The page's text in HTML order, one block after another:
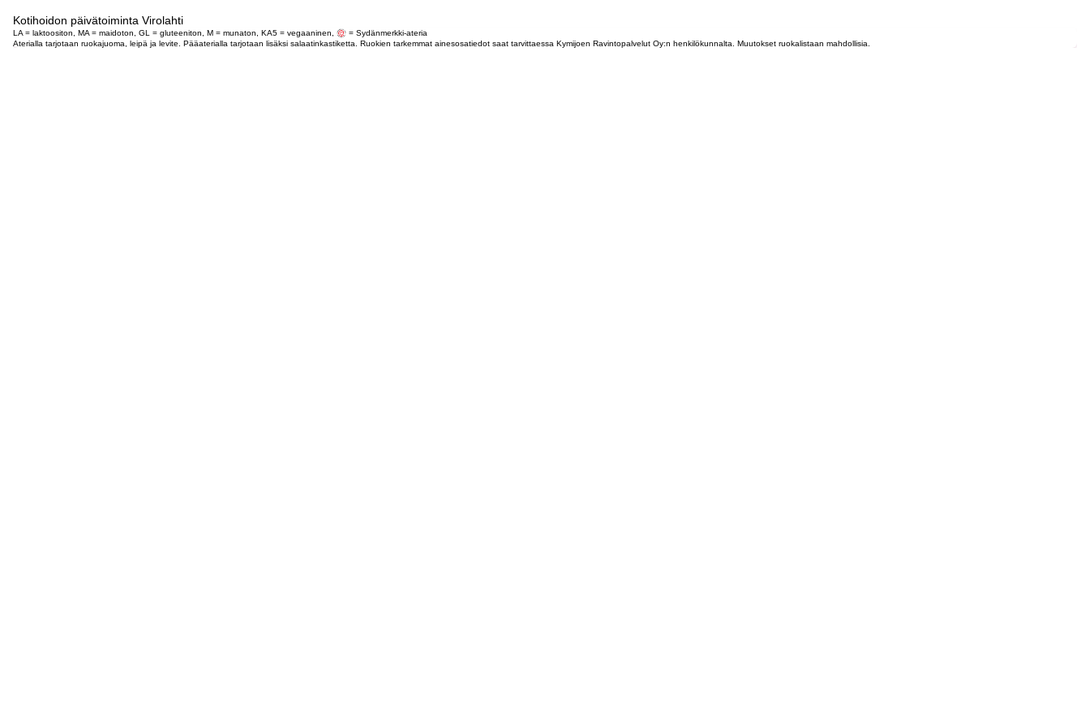
Kotihoidon päivätoiminta Virolahti
LA = laktoositon, MA = maidoton, GL = gluteeniton, M = munaton, KA5 = vegaaninen,
= Sydänmerkki-ateria
Aterialla tarjotaan ruokajuoma, leipä ja levite. Pääaterialla tarjotaan lisäksi salaatinkastiketta. Ruokien tarkemmat ainesosatiedot saat tarvittaessa Kymijoen Ravintopalvelut Oy:n henkilökunnalta. Muutokset ruokalistaan mahdollisia.